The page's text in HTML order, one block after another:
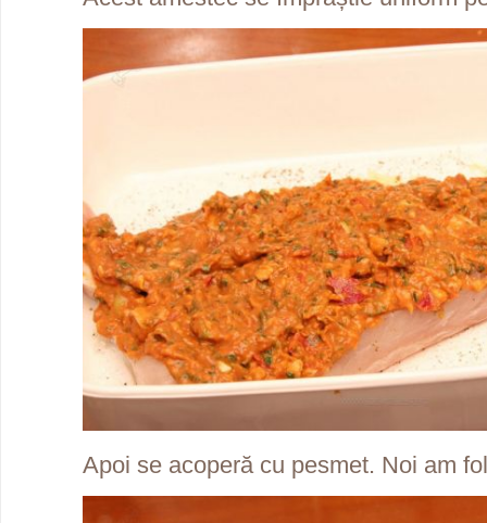
Apoi se acoperă cu pesmet. Noi am